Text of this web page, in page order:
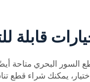
قابلة
السور البحري متاحة
يمكنك شراء قطع